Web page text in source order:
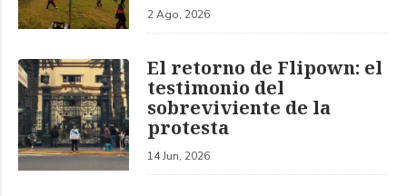
2 Ago, 2026
El retorno de Flipown: el
testimonio del
sobreviviente de la
protesta
14 Jun, 2026